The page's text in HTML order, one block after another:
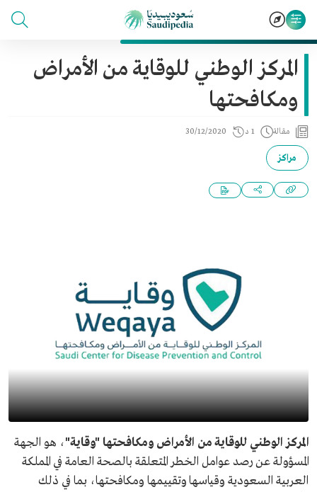
المركز الوطني للوقاية من الأمراض
ومكافحتها
مقالة 1 د 30/12/2020
مراكز
المركز الوطني للوقاية من الأمراض ومكافحتها "وقاية"، هو الجهة
المسؤولة عن رصد عوامل الخطر المتعلقة بالصحة العامة في المملكة
العربية السعودية وقياسها وتقييمها ومكافحتها، بما في ذلك